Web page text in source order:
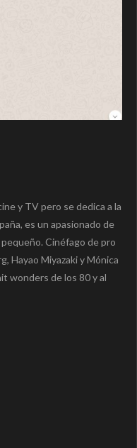
y TV pero se dedica a la
es un apasionado de
Cinéfago de pro
Hayao Miyazaki y Mónica
wonders de los 80 y al